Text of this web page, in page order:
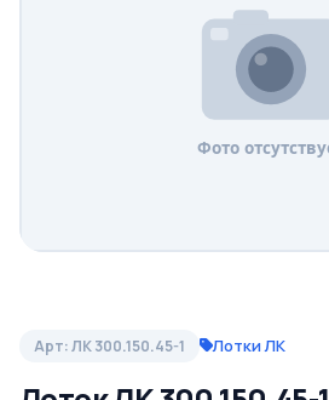
Арт: ЛК 300.150.45-1 Лотки ЛК